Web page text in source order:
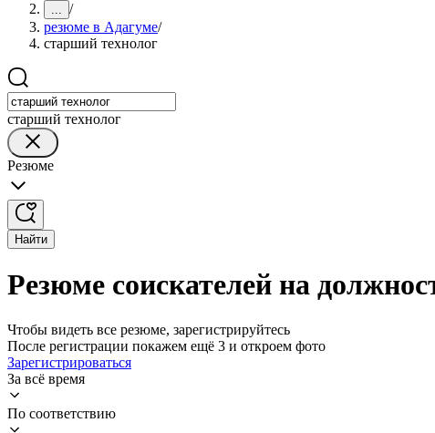
... /
резюме в Адагуме/
старший технолог
старший технолог
Резюме
Найти
Резюме соискателей на
Чтобы видеть все резюме, зарегистрируйтесь
После регистрации покажем ещё 3 и откроем фото
Зарегистрироваться
За всё время
По соответствию